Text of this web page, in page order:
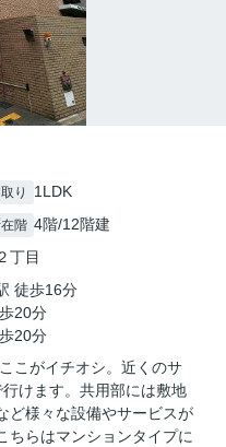
り 1LDK
階 4階/12階建
丁目
徒歩16分
20分
20分
こがイチオシ。近くのサ
けます。共用部には敷地
ど様々な設備やサービスが
ちらはマンションタイプに